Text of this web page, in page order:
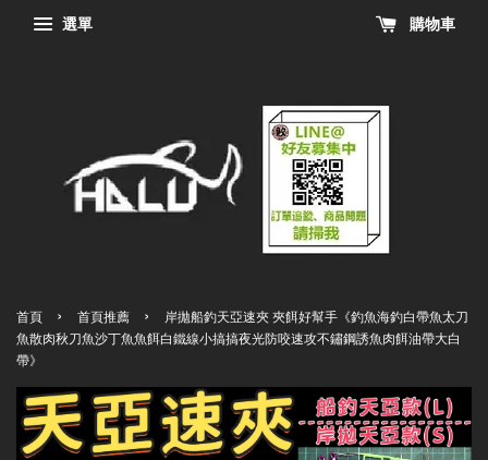
選單 購物車
首頁 › 首頁推薦 ›
岸拋船釣天亞速夾 夾餌好幫手《釣魚海釣白帶魚太刀
魚散肉秋刀魚沙丁魚魚餌白鐵線小搞搞夜光防咬速攻不鏽鋼誘魚肉餌油帶大白
帶》